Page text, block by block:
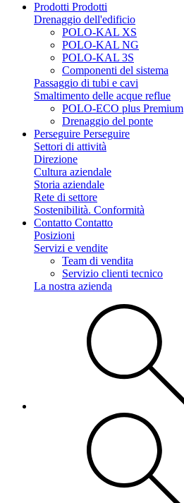
Prodotti Prodotti
Drenaggio dell'edificio
POLO-KAL XS
POLO-KAL NG
POLO-KAL 3S
Componenti del sistema
Passaggio di tubi e cavi
Smaltimento delle acque reflue
POLO-ECO plus Premium
Drenaggio del ponte
Perseguire Perseguire
Settori di attività
Direzione
Cultura aziendale
Storia aziendale
Rete di settore
Sostenibilità. Conformità
Contatto Contatto
Posizioni
Servizi e vendite
Team di vendita
Servizio clienti tecnico
La nostra azienda